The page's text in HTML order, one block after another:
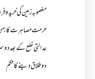
مغصوبہ زمین کی خرید و
حرمت مصاہرت کا
عدالتی خلع کے بعد
دو طلاق دینے کا حکم